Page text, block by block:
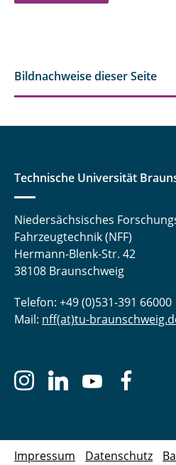
Bildnachweise dieser Seite
Technische Universität
Niedersächsisches
Fahrzeugtechnik (NFF)
Hermann-Blenk-Str. 42
38108 Braunschweig
Telefon: +49 (0)531-391 66000
Mail: nff(at)tu-
Impressum Datenschutz